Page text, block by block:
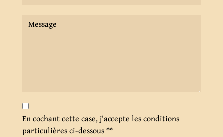
En cochant cette case, j'accepte les conditions
particulières ci-dessous **